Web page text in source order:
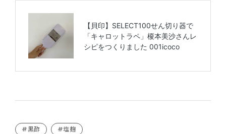
#黒酢 #塩麹